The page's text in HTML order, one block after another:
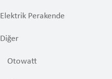
Elektrik Perakende
Diğer
Otowatt